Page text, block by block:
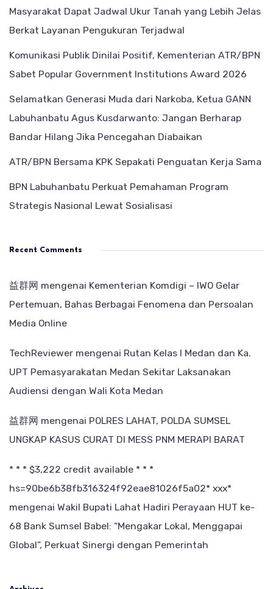
Masyarakat Dapat Jadwal Ukur Tanah yang Lebih Jelas
Berkat Layanan Pengukuran Terjadwal
Komunikasi Publik Dinilai Positif, Kementerian ATR/BPN
Sabet Popular Government Institutions Award 2026
Selamatkan Generasi Muda dari Narkoba, Ketua GANN
Labuhanbatu Agus Kusdarwanto: Jangan Berharap
Bandar Hilang Jika Pencegahan Diabaikan
ATR/BPN Bersama KPK Sepakati Penguatan Kerja Sama
BPN Labuhanbatu Perkuat Pemahaman Program
Strategis Nasional Lewat Sosialisasi
Recent Comments
益群网 mengenai Kementerian Komdigi – IWO Gelar
Pertemuan, Bahas Berbagai Fenomena dan Persoalan
Media Online
TechReviewer mengenai Rutan Kelas I Medan dan Ka.
UPT Pemasyarakatan Medan Sekitar Laksanakan
Audiensi dengan Wali Kota Medan
益群网 mengenai POLRES LAHAT, POLDA SUMSEL
UNGKAP KASUS CURAT DI MESS PNM MERAPI BARAT
* * * $3,222 credit available * * *
hs=90be6b38fb316324f92eae81026f5a02* ххх*
mengenai Wakil Bupati Lahat Hadiri Perayaan HUT ke-
68 Bank Sumsel Babel: “Mengakar Lokal, Menggapai
Global”, Perkuat Sinergi dengan Pemerintah